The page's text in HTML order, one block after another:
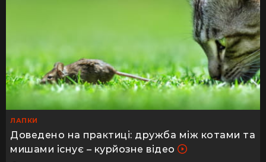
ЛАПКИ
Доведено на практиці: дружба між котами та
мишами існує – курйозне відео